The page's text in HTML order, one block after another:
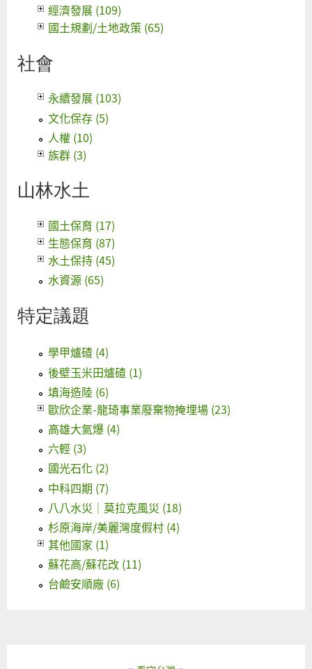
經濟發展 (109)
國土規劃/土地政策 (65)
社會
永續發展 (103)
文化保存 (5)
人權 (10)
族群 (3)
山林水土
國土保育 (17)
生態保育 (87)
水土保持 (45)
水資源 (65)
特定議題
學甲爐碴 (4)
後壁玉米田爐碴 (1)
填海造陸 (6)
歐欣企業-龍琦事業廢棄物掩埋場 (23)
高雄大氣爆 (4)
六輕 (3)
國光石化 (2)
中科四期 (7)
八八水災｜莫拉克風災 (18)
杉原海岸/美麗灣度假村 (4)
其他國家 (1)
蘇花高/蘇花改 (11)
台鹼安順廠 (6)